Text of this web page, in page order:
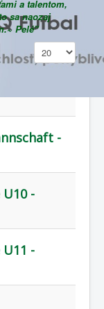
a talentom,
sa naozaj
Pelé"
Zobrazené
-
-
-